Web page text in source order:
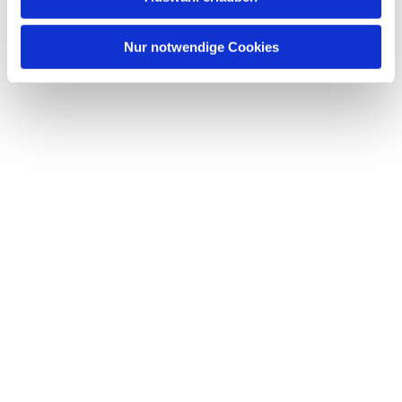
Nur notwendige Cookies
interessieren